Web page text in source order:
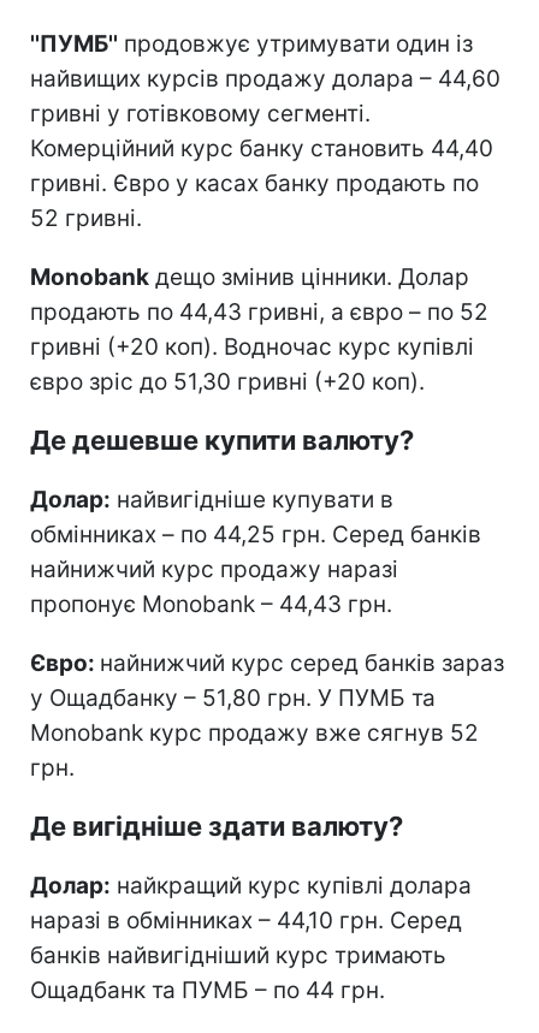
''ПУМБ'' продовжує утримувати один із
найвищих курсів продажу долара – 44,60
гривні у готівковому сегменті.
Комерційний курс банку становить 44,40
гривні. Євро у касах банку продають по
52 гривні.
Monobank дещо змінив цінники. Долар
продають по 44,43 гривні, а євро – по 52
гривні (+20 коп). Водночас курс купівлі
євро зріс до 51,30 гривні (+20 коп).
Де дешевше купити валюту?
Долар: найвигідніше купувати в
обмінниках – по 44,25 грн. Серед банків
найнижчий курс продажу наразі
пропонує Monobank – 44,43 грн.
Євро: найнижчий курс серед банків зараз
у Ощадбанку – 51,80 грн. У ПУМБ та
Monobank курс продажу вже сягнув 52
грн.
Де вигідніше здати валюту?
Долар: найкращий курс купівлі долара
наразі в обмінниках – 44,10 грн. Серед
банків найвигідніший курс тримають
Ощадбанк та ПУМБ – по 44 грн.